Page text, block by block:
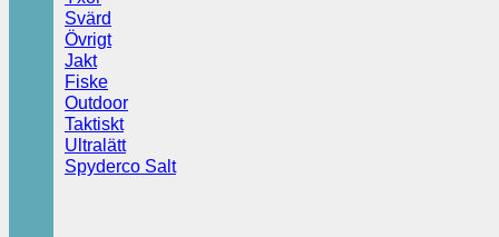
Svärd
Övrigt
Jakt
Fiske
Outdoor
Taktiskt
Ultralätt
Spyderco Salt